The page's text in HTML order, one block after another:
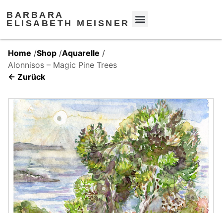
BARBARA
ELISABETH MEISNER
Home /Shop /Aquarelle /
Alonnisos – Magic Pine Trees
← Zurück